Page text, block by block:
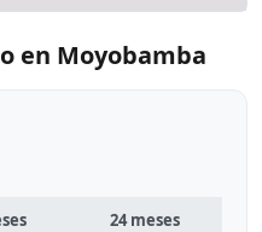
en Moyobamba
24 meses